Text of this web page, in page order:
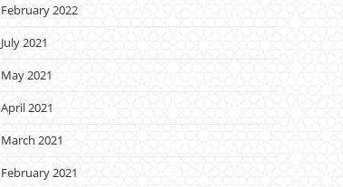
February 2022
July 2021
May 2021
April 2021
March 2021
February 2021